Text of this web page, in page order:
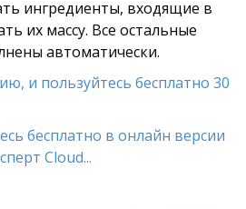
ингредиенты, входящие в
их массу. Все остальные
автоматически.
и пользуйтесь бесплатно 30
бесплатно в онлайн версии
Cloud...